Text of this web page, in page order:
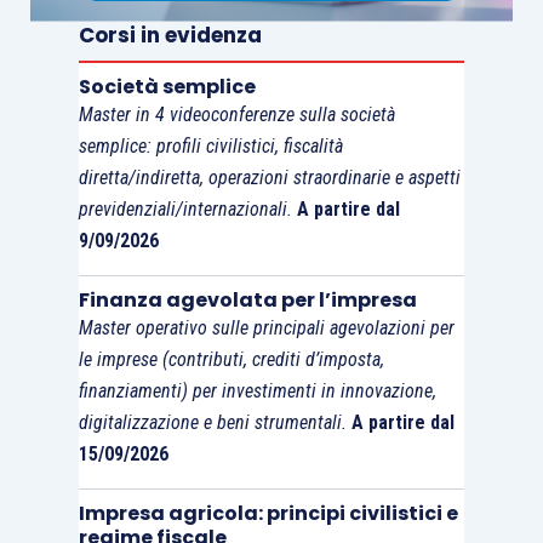
cessione dello stampo e l’emissione della relativa
fattura.
È il caso di ricordare che il corrispettivo dello
stampo,se indicato autonomamente in fattura
espletate le formalità di registrazione, concorre
alla determinazione dello
abituale, mentre assume rilevanza, ai fini della
costituzione delplafond,in proporzione alle
forniture dei beni prodottiutilizzando lo stampo
stesso (circolare n. 13-VII-15-464/1994, par.
B.2.3).
Le indicazioni che precedono sono state
confermate, da ultimo, dall’
Corsi in evidenza
Società semplice
Master in 4 videoconferenze sulla società
semplice: profili civilistici, fiscalità
diretta/indiretta, operazioni straordinarie e aspetti
previdenziali/internazionali. A partire dal
9/09/2026
Finanza agevolata per l’impresa
Master operativo sulle principali agevolazioni per
le imprese (contributi, crediti d’imposta,
finanziamenti) per investimenti in innovazione,
digitalizzazione e beni strumentali. A partire dal
15/09/2026
Impresa agricola: principi civilistici e